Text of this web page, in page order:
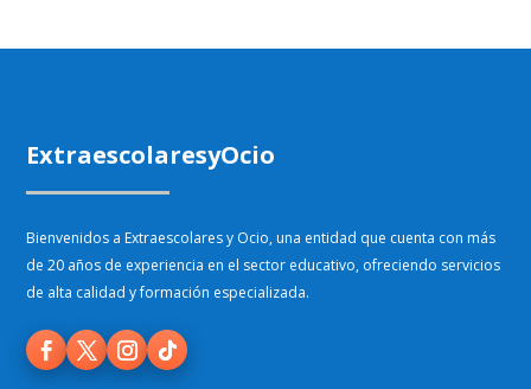
ExtraescolaresyOcio
Bienvenidos a Extraescolares y Ocio, una entidad que cuenta con más
de 20 años de experiencia en el sector educativo, ofreciendo servicios
de alta calidad y formación especializada.